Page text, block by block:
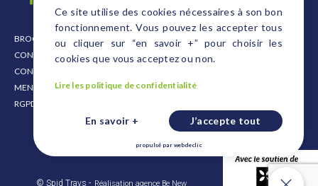
BROCHURE
CONDITIONNEMENT
CONDITIONS DE VENTE
MENTIONS LÉGALES
RGPD
PLAQUES FORMAT EURO
PLAQUES FORMAT DANOIS
PLAQUES FRAISES
CAISSES ET SUPPORTS
© Spid Trays - Réalisation agence Be New
Ce site utilise des cookies nécessaires à son bon
fonctionnement. Vous pouvez les accepter tous
ou cliquer sur “en savoir +” pour choisir les
cookies que vous acceptez ou non.
Lire les politique de confidentialité
En savoir + J’accepte tout
propulsé par webdeclic